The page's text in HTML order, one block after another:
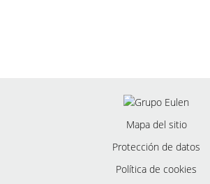
Mapa del sitio
Protección de datos
Política de cookies